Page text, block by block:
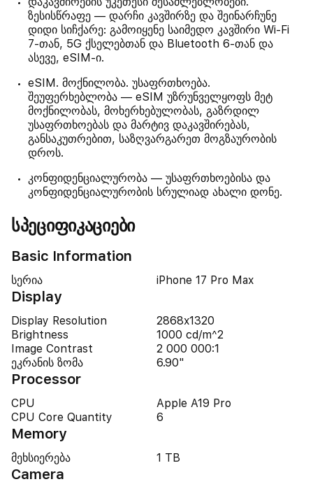
ზესისწრაფე — დარჩი კავშირზე და შეინარჩუნე
დიდი სიჩქარე: გამოიყენე საიმედო კავშირი Wi-Fi
7-თან, 5G ქსელებთან და Bluetooth 6-თან და
ასევე, eSIM-ი.
eSIM. მოქნილობა. უსაფრთხოება.
შეუფერხებლობა — eSIM უზრუნველყოფს მეტ
მოქნილობას, მოხერხებულობას, გაზრდილ
უსაფრთხოებას და მარტივ დაკავშირებას,
განსაკუთრებით, საზღვარგარეთ მოგზაურობის
დროს.
კონფიდენციალურობა — უსაფრთხოებისა და
კონფიდენციალურობის სრულიად ახალი დონე.
სპეციფიკაციები
Basic Information
სერია iPhone 17 Pro Max
Display
Display Resolution
2868x1320
Brightness
1000 cd/m^2
Image Contrast
2 000 000:1
ეკრანის ზომა
6.90"
Processor
CPU
Apple A19 Pro
CPU Core Quantity
6
Memory
მეხსიერება 1 TB
Camera